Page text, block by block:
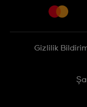
İade Politikası
Gizlilik